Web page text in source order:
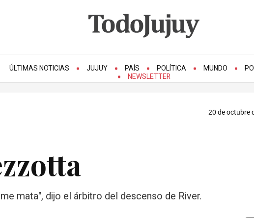
ÚLTIMAS NOTICIAS JUJUY PAÍS POLÍTICA MUNDO
NEWSLETTER
20 de octubre
mata", dijo el árbitro del descenso de River.